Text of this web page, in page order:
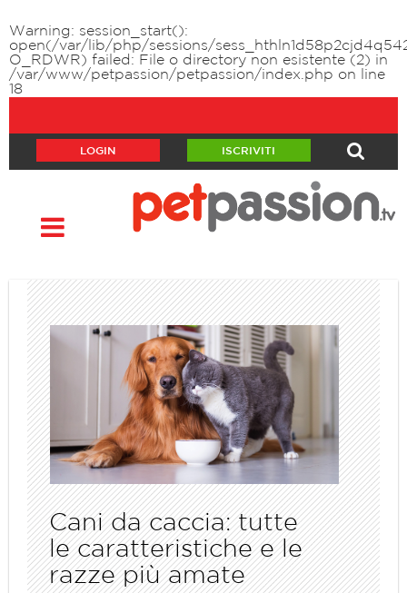
Warning : session_start():
open(/var/lib/php/sessions/
O_RDWR) failed: File o directory non esistente (2) in
/var/www/petpassion/petpassion/index.php on line
18
LOGIN ISCRIVITI
Cani da caccia: tutte
le caratteristiche e le
razze più amate